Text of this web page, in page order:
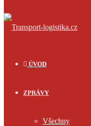
ÚVOD
ZPRÁVY
Všechny